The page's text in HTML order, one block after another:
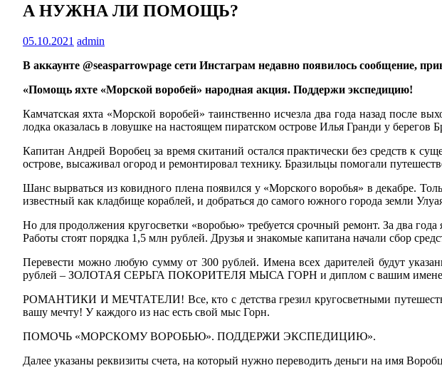
А НУЖНА ЛИ ПОМОЩЬ?
05.10.2021 admin
В аккаунте @seasparrowpage сети Инстаграм недавно появилось сообщение,
«Помощь яхте «Морской воробей» народная акция. Поддержи экспедицию!
Камчатская яхта «Морской воробей» таинственно исчезла два года назад после
лодка оказалась в ловушке на настоящем пиратском острове Илья Гранди у берегов
Капитан Андрей Воробец за время скитаний остался практически без средств к
острове, высаживал огород и ремонтировал технику. Бразильцы помогали
Шанс вырваться из ковидного плена появился у «Морского воробья» в декабре.
известный как кладбище кораблей, и добраться до самого южного города земли
Но для продолжения кругосветки «воробью» требуется срочный ремонт. За два
Работы стоят порядка 1,5 млн рублей. Друзья и знакомые капитана начали сбор
Перевести можно любую сумму от 300 рублей. Имена всех дарителей будут
рублей – ЗОЛОТАЯ СЕРЬГА ПОКОРИТЕЛЯ МЫСА ГОРН и диплом с вашим
РОМАНТИКИ И МЕЧТАТЕЛИ! Все, кто с детства грезил кругосветными
вашу мечту! У каждого из нас есть свой мыс Горн.
ПОМОЧЬ «МОРСКОМУ ВОРОБЬЮ». ПОДДЕРЖИ ЭКСПЕДИЦИЮ».
Далее указаны реквизиты счета, на который нужно переводить деньги на имя